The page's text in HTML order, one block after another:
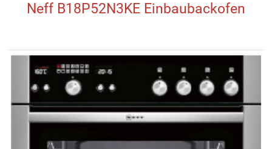
Neff B18P52N3KE Einbaubackofen